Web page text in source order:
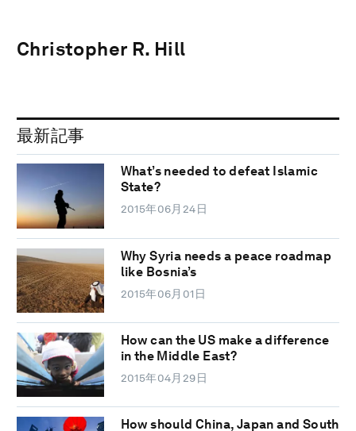
Christopher R. Hill
最新記事
What’s needed to defeat Islamic
State?
2015年06月24日
Why Syria needs a peace roadmap
like Bosnia’s
2015年06月01日
How can the US make a difference
in the Middle East?
2015年04月29日
How should China, Japan and South